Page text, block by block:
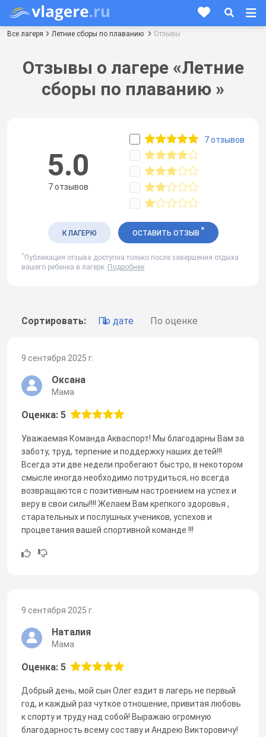
Все лагеря Летние сборы по плаванию Отзывы
Отзывы о лагере «Летние
сборы по плаванию »
Сортировать: По дате По оценке
9 сентября 2025 г.
Оксана
Мама
Оценка: 5
Уважаемая Команда Акваспорт! Мы благодарны Вам за
заботу, труд, терпение и поддержку наших детей!!!
Всегда эти две недели пробегают быстро, в некотором
смысле иногда необходимо потрудиться, но всегда
возвращаются с позитивным настроением на успех и
веру в свои силы!!!! Желаем Вам крепкого здоровья ,
старательных и послушных учеников, успехов и
процветания вашей спортивной команде !!!
9 сентября 2025 г.
Наталия
Мама
Оценка: 5
Добрый день, мой сын Олег ездит в лагерь не первый
год, и каждый раз чуткое отношение, привитая любовь
к спорту и труду над собой! Выражаю огромную
благодарность всему составу и Андрею Викторовичу!
5.0
7 отзывов
7 отзывов
К ЛАГЕРЮ ОСТАВИТЬ ОТЗЫВ *
* Публикация отзыва доступна только после завершения отдыха
вашего ребенка в лагере. Подробнее